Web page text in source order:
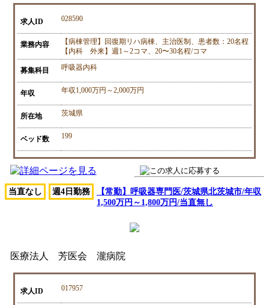
求人ID 028590
業務内容
【病棟管理】回復期リハ病棟、主治医制、患者数：20名程
【内科 外来】週1～2コマ、20〜30名程/コマ
募集科目 呼吸器内科
年収 年収1,000万円～2,000万円
所在地 茨城県
ベッド数 199
当直なし 週4日勤務
【常勤】呼吸器専門医/茨城県北茨城市/年収
1,500万円～1,800万円/当直無し
医療法人 芳医会 瀧病院
求人ID 017957